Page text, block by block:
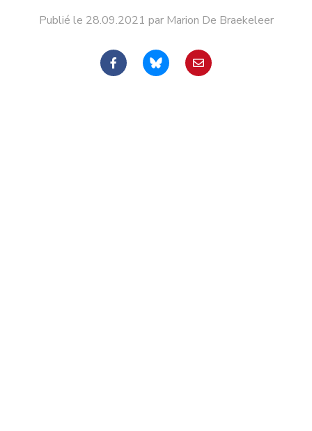
Publié le 28.09.2021 par Marion De Braekeleer